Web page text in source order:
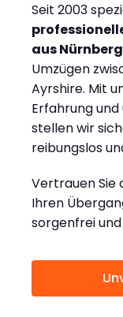
Seit 2003
aus Nürnberg
Umzügen
Ayrshire. Mit
Erfahrung
stellen wir
reibungslos
Vertrauen Sie
Ihren
sorgenfrei